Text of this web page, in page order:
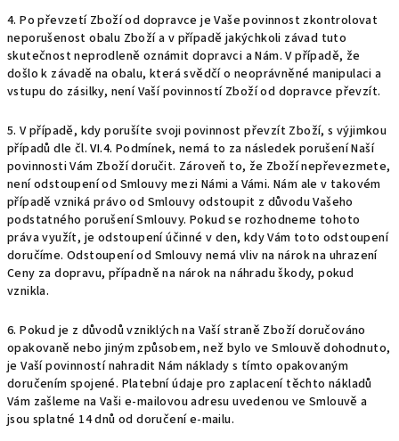
4.Po převzetí Zboží od dopravce je Vaše povinnost zkontrolovat
neporušenost obalu Zboží a v případě jakýchkoli závad tuto
skutečnost neprodleně oznámit dopravci a Nám. V případě, že
došlo k závadě na obalu, která svědčí o neoprávněné manipulaci a
vstupu do zásilky, není Vaší povinností Zboží od dopravce převzít.
5. V případě, kdy porušíte svoji povinnost převzít Zboží, s výjimkou
případů dle čl.VI.4. Podmínek, nemá to za následek porušení Naší
povinnosti Vám Zboží doručit. Zároveň to, že Zboží nepřevezmete,
není odstoupení od Smlouvy mezi Námi a Vámi. Nám ale v takovém
případě vzniká právo od Smlouvy odstoupit z důvodu Vašeho
podstatného porušení Smlouvy. Pokud se rozhodneme tohoto
práva využít, je odstoupení účinné v den, kdy Vám toto odstoupení
doručíme. Odstoupení od Smlouvy nemá vliv na nárok na uhrazení
Ceny za dopravu, případně na nárok na náhradu škody, pokud
vznikla.
6. Pokud je z důvodů vzniklých na Vaší straně Zboží doručováno
opakovaně nebo jiným způsobem, než bylo ve Smlouvě dohodnuto,
je Vaší povinností nahradit Nám náklady s tímto opakovaným
doručením spojené. Platební údaje pro zaplacení těchto nákladů
Vám zašleme na Vaši e-mailovou adresu uvedenou ve Smlouvě a
jsou splatné 14 dnů od doručení e-mailu.